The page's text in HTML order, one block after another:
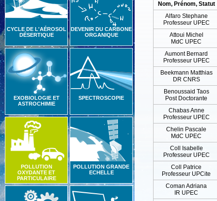
CYCLE DE L'AÉROSOL
DÉSERTIQUE
DEVENIR DU CARBONE
ORGANIQUE
EXOBIOLOGIE ET
ASTROCHIMIE
SPECTROSCOPIE
POLLUTION
OXYDANTE ET
PARTICULAIRE
POLLUTION GRANDE
ECHELLE
Nom, Prénom, Statut
Alfaro Stephane
Professeur UPEC
Attoui Michel
MdC UPEC
Aumont Bernard
Professeur UPEC
Beekmann Matthias
DR CNRS
Benoussaid Taos
Post Doctorante
Chabas Anne
Professeur UPEC
Chelin Pascale
MdC UPEC
Coll Isabelle
Professeur UPEC
Coll Patrice
Professeur UPCite
Coman Adriana
IR UPEC